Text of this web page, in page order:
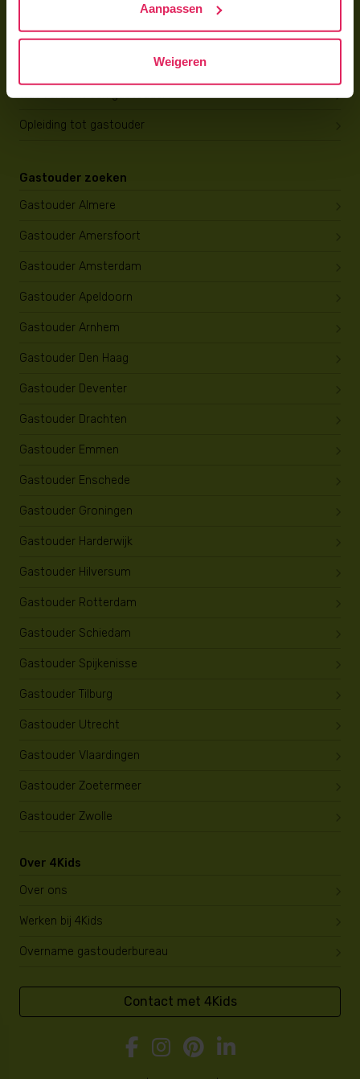
Aanpassen
Weigeren
Gastouder worden
Wat verdient een gastouder?
Opleiding tot gastouder
Gastouder zoeken
Gastouder Almere
Gastouder Amersfoort
Gastouder Amsterdam
Gastouder Apeldoorn
Gastouder Arnhem
Gastouder Den Haag
Gastouder Deventer
Gastouder Drachten
Gastouder Emmen
Gastouder Enschede
Gastouder Groningen
Gastouder Harderwijk
Gastouder Hilversum
Gastouder Rotterdam
Gastouder Schiedam
Gastouder Spijkenisse
Gastouder Tilburg
Gastouder Utrecht
Gastouder Vlaardingen
Gastouder Zoetermeer
Gastouder Zwolle
Over 4Kids
Over ons
Werken bij 4Kids
Overname gastouderbureau
Contact met 4Kids